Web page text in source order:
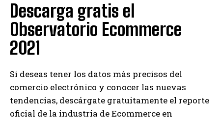
Descarga gratis el
Observatorio Ecommerce
2021
Si deseas tener los datos más precisos del
comercio electrónico y conocer las nuevas
tendencias, descárgate gratuitamente el reporte
oficial de la industria de Ecommerce en